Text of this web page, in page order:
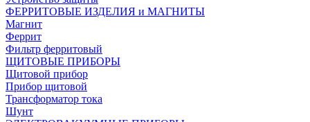
ФЕРРИТОВЫЕ ИЗДЕЛИЯ и МАГНИТЫ
Магнит
Феррит
Фильтр ферритовый
ЩИТОВЫЕ ПРИБОРЫ
Щитовой прибор
Прибор щитовой
Трансформатор тока
Шунт